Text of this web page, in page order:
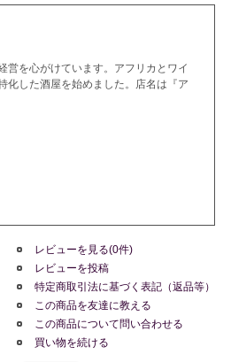
を心がけています。アフリカとワイ
化した酒屋を始めました。店名は『ア
レビューを見る(0件)
レビューを投稿
特定商取引法に基づく表記（返品等）
この商品を友達に教える
この商品について問い合わせる
買い物を続ける